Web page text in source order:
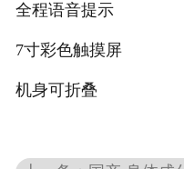
全程语音提示
7寸彩色触摸屏
机身可折叠